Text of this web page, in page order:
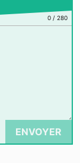
0/ 280
ENVOYER